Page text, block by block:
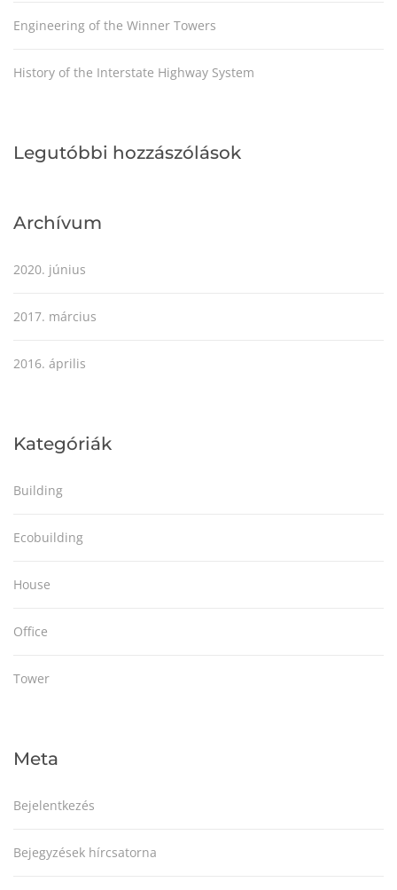
Engineering of the Winner Towers
History of the Interstate Highway System
Legutóbbi hozzászólások
Archívum
2020. június
2017. március
2016. április
Kategóriák
Building
Ecobuilding
House
Office
Tower
Meta
Bejelentkezés
Bejegyzések hírcsatorna